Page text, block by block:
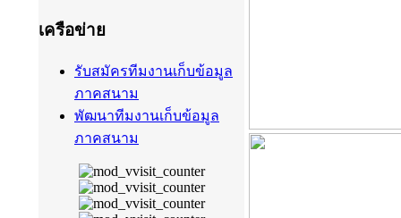
เครือข่าย
รับสมัครทีมงานเก็บข้อมูล
ภาคสนาม
พัฒนาทีมงานเก็บข้อมูล
ภาคสนาม